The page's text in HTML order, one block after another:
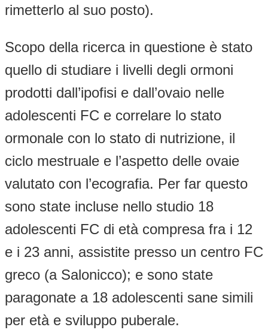
rimetterlo al suo posto).
Scopo della ricerca in questione è stato
quello di studiare i livelli degli ormoni
prodotti dall’ipofisi e dall’ovaio nelle
adolescenti FC e correlare lo stato
ormonale con lo stato di nutrizione, il
ciclo mestruale e l’aspetto delle ovaie
valutato con l’ecografia. Per far questo
sono state incluse nello studio 18
adolescenti FC di età compresa fra i 12
e i 23 anni, assistite presso un centro FC
greco (a Salonicco); e sono state
paragonate a 18 adolescenti sane simili
per età e sviluppo puberale.